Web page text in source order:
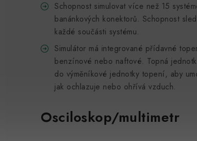
Schopnost simulovat více než 15
banánkových konektorů. Schopnost
každé součásti systému.
Simulátor má integrované přídavné
benzínové nebo naftové. Topná
do výměníkové jednotky topení, aby
jak ochlazuje nebo ohřívá vzduch.
Osciloskop/multimetr